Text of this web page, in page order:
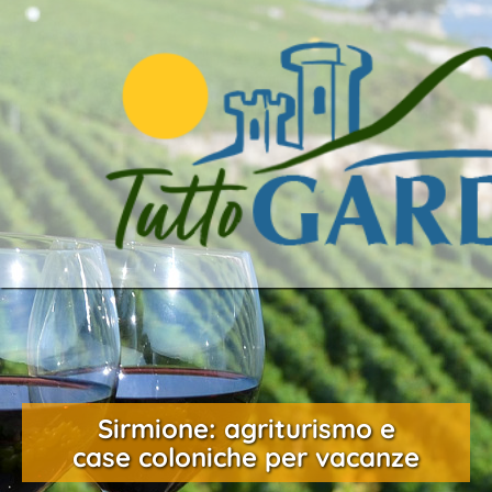
Sirmione: agriturismo e
case coloniche per vacanze